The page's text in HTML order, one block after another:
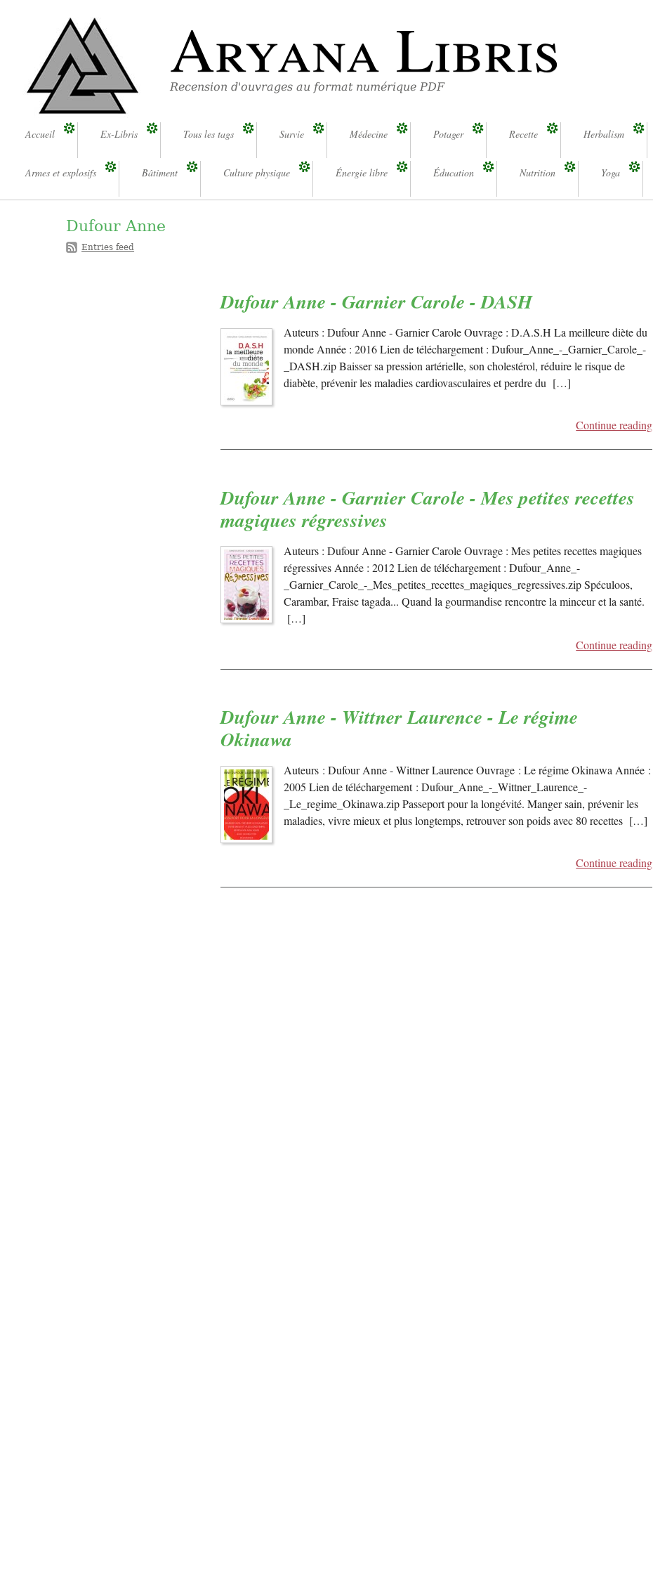
Aryana Libris
Recension d'ouvrages au format numérique PDF
Accueil Ex-Libris Tous les tags Survie Médecine Potager Recette Herbalism
Armes et explosifs Bâtiment Culture physique Énergie libre Éducation Nutrition Yoga
Dufour Anne
Entries feed
Dufour Anne - Garnier Carole - DASH
Auteurs : Dufour Anne - Garnier Carole Ouvrage : D.A.S.H La meilleure diète du
monde Année : 2016 Lien de téléchargement : Dufour_Anne_-_Garnier_Carole_-
_DASH.zip Baisser sa pression artérielle, son cholestérol, réduire le risque de
diabète, prévenir les maladies cardiovasculaires et perdre du […]
Continue reading
Dufour Anne - Garnier Carole - Mes petites recettes
magiques régressives
Auteurs : Dufour Anne - Garnier Carole Ouvrage : Mes petites recettes magiques
régressives Année : 2012 Lien de téléchargement : Dufour_Anne_-
_Garnier_Carole_-_Mes_petites_recettes_magiques_regressives.zip Spéculoos,
Carambar, Fraise tagada... Quand la gourmandise rencontre la minceur et la santé.
[…]
Continue reading
Dufour Anne - Wittner Laurence - Le régime
Okinawa
Auteurs : Dufour Anne - Wittner Laurence Ouvrage : Le régime Okinawa Année :
2005 Lien de téléchargement : Dufour_Anne_-_Wittner_Laurence_-
_Le_regime_Okinawa.zip Passeport pour la longévité. Manger sain, prévenir les
maladies, vivre mieux et plus longtemps, retrouver son poids avec 80 recettes […]
Continue reading